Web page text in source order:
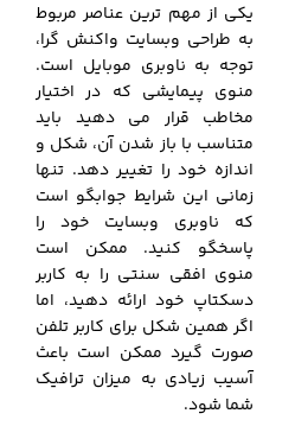
یکی از مهم ترین عناصر مربوط
به طراحی وبسایت واکنش گرا،
توجه به ناوبری موبایل است.
منوی پیمایشی که در اختیار
مخاطب قرار می دهید باید
متناسب با باز شدن آن، شکل و
اندازه خود را تغییر دهد. تنها
زمانی این شرایط جوابگو است
که ناوبری وبسایت خود را
پاسخگو کنید. ممکن است
منوی افقی سنتی را به کاربر
دسکتاپ خود ارائه دهید، اما
اگر همین شکل برای کاربر تلفن
صورت گیرد ممکن است باعث
آسیب زیادی به میزان ترافیک
شما شود.